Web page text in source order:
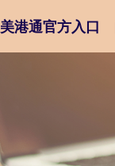
美港通官方入口